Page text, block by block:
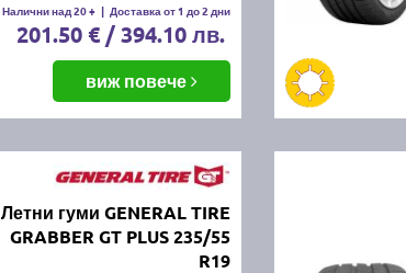
Налични над 20 + | Доставка от 1 до 2 дни
201.50 € / 394.10 лв.
виж повече
Летни гуми GENERAL TIRE
GRABBER GT PLUS 235/55
R19